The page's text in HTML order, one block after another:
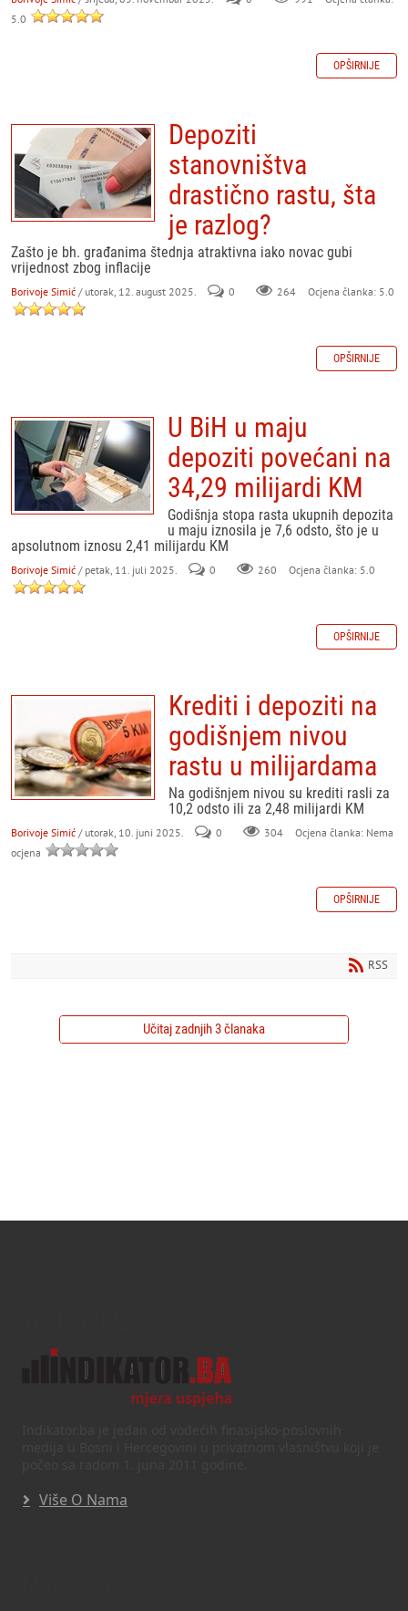
5.0
OPŠIRNIJE
Depoziti
stanovništva
drastično rastu, šta
je razlog?
Zašto je bh. građanima štednja atraktivna iako novac gubi
vrijednost zbog inflacije
Borivoje Simić / utorak, 12. august 2025. 0 264 Ocjena članka: 5.0
OPŠIRNIJE
U BiH u maju
depoziti povećani na
34,29 milijardi KM
Godišnja stopa rasta ukupnih depozita
u maju iznosila je 7,6 odsto, što je u
apsolutnom iznosu 2,41 milijardu KM
Borivoje Simić / petak, 11. juli 2025. 0 260 Ocjena članka: 5.0
OPŠIRNIJE
Krediti i depoziti na
godišnjem nivou
rastu u milijardama
Na godišnjem nivou su krediti rasli za
10,2 odsto ili za 2,48 milijardi KM
Borivoje Simić / utorak, 10. juni 2025. 0 304
Ocjena članka: Nema
ocjena
OPŠIRNIJE
RSS
Učitaj zadnjih 3 članaka
Više O Nama